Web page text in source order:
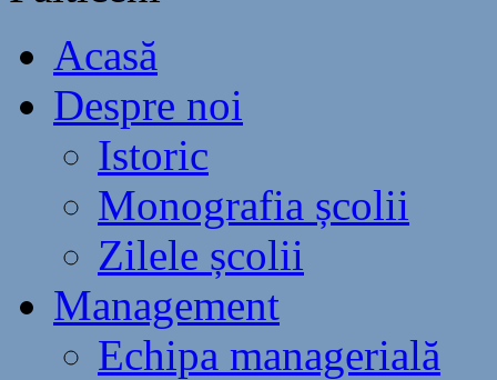
Acasă
Despre noi
Istoric
Monografia școlii
Zilele școlii
Management
Echipa managerială